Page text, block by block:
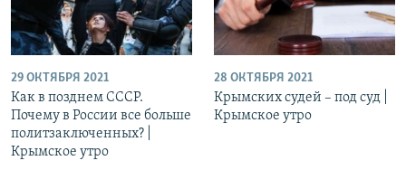
29 ОКТЯБРЯ 2021
Как в позднем СССР.
Почему в России все больше
политзаключенных? |
Крымское утро
28 ОКТЯБРЯ 2021
Крымских судей – под суд |
Крымское утро